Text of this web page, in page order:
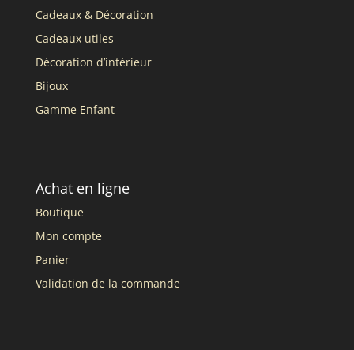
Cadeaux & Décoration
Cadeaux utiles
Décoration d’intérieur
Bijoux
Gamme Enfant
Achat en ligne
Boutique
Mon compte
Panier
Validation de la commande